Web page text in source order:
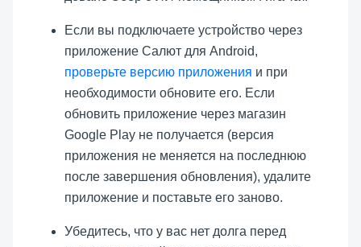
Если вы подключаете устройство через
приложение Салют для Android,
проверьте версию приложения и при
необходимости обновите его. Если
обновить приложение через магазин
Google Play не получается (версия
приложения не меняется на последнюю
после завершения обновления), удалите
приложение и поставьте его заново.
Убедитесь, что у вас нет долга перед